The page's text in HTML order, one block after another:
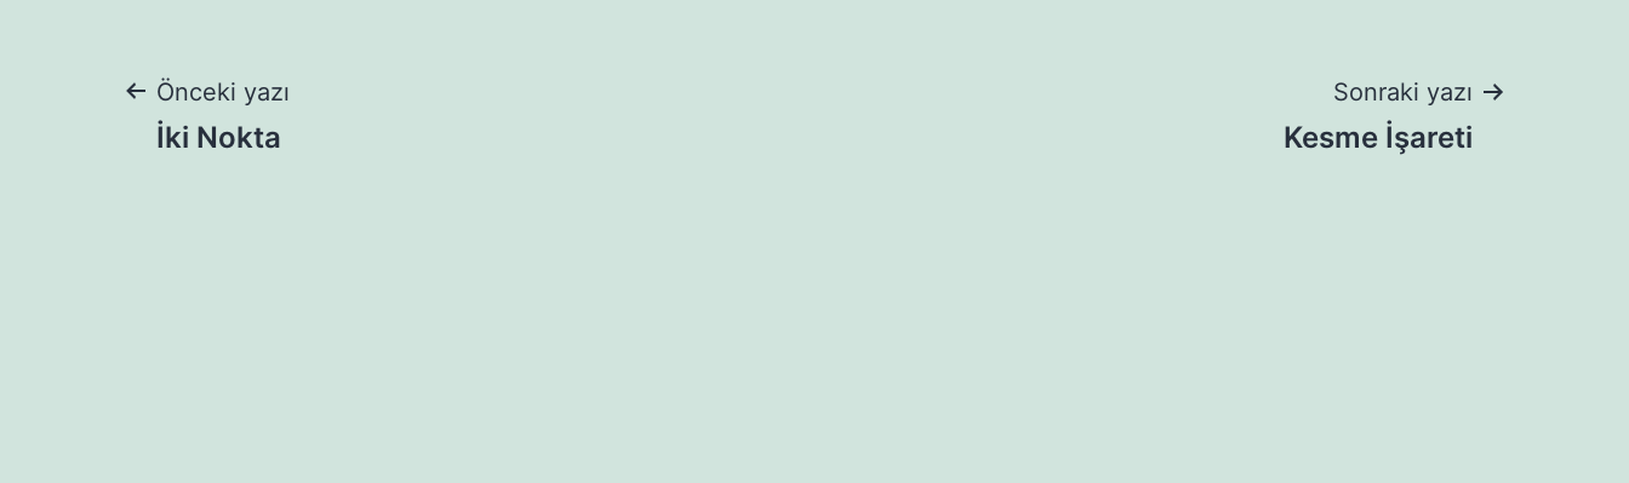
Yazı
Önceki yazı
İki Nokta
Sonraki yazı
Kesme İşareti